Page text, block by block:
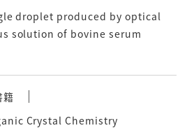
droplet produced by optical
solution of bovine serum
籍
Crystal Chemistry